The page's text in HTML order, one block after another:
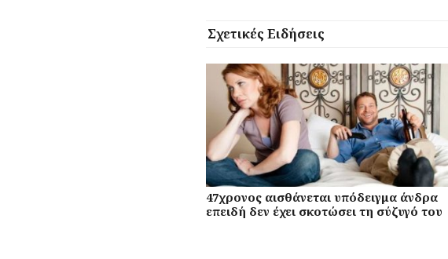
Σχετικές Ειδήσεις
47χρονος αισθάνεται υπόδειγμα άνδρα
επειδή δεν έχει σκοτώσει τη σύζυγό του